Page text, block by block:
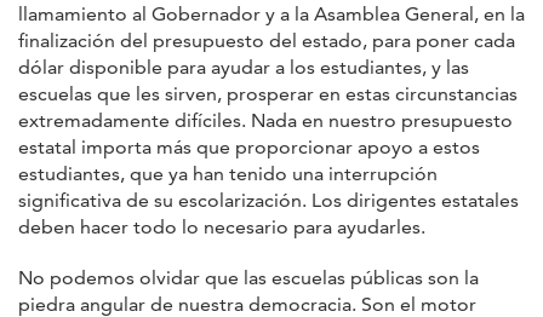
llamamiento al Gobernador y a la Asamblea General, en la
finalización del presupuesto del estado, para poner cada
dólar disponible para ayudar a los estudiantes, y las
escuelas que les sirven, prosperar en estas circunstancias
extremadamente difíciles. Nada en nuestro presupuesto
estatal importa más que proporcionar apoyo a estos
estudiantes, que ya han tenido una interrupción
significativa de su escolarización. Los dirigentes estatales
deben hacer todo lo necesario para ayudarles.
No podemos olvidar que las escuelas públicas son la
piedra angular de nuestra democracia. Son el motor